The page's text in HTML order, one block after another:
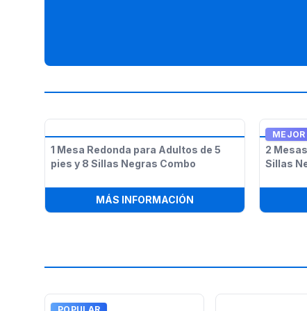
1 Mesa Redonda para Adultos de 5
pies y 8 Sillas Negras Combo
MÁS INFORMACIÓN 1 MESA REDONDA
2
Sillas